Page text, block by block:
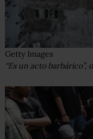
Getty Images
“Es un acto